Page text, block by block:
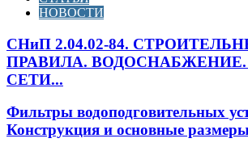
НОВОСТИ
СНиП 2.04.02-84.
ПРАВИЛА.
СЕТИ...
Фильтры водоподговительных
Конструкция и основные